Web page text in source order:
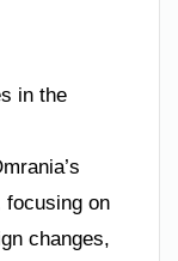
in the
focusing on
changes,